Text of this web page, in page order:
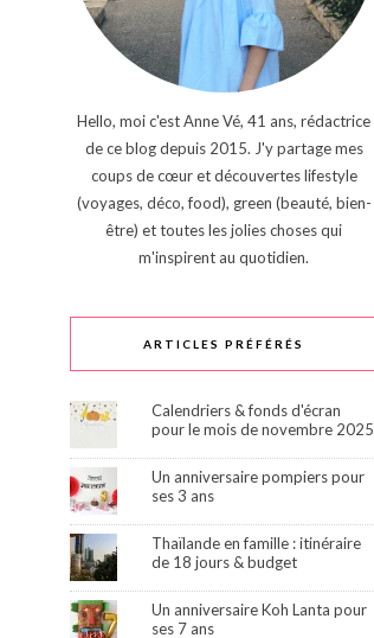
Hello, moi c'est Anne Vé, 41 ans, rédactrice
de ce blog depuis 2015. J'y partage mes
coups de cœur et découvertes lifestyle
(voyages, déco, food), green (beauté, bien-
être) et toutes les jolies choses qui
m'inspirent au quotidien.
ARTICLES PRÉFÉRÉS
Calendriers & fonds d'écran
pour le mois de novembre 2025
Un anniversaire pompiers pour
ses 3 ans
Thaïlande en famille : itinéraire
de 18 jours & budget
Un anniversaire Koh Lanta pour
ses 7 ans